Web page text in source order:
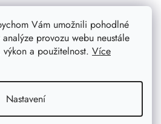
Vám umožnili pohodlné
provozu webu neustále
a použitelnost. Více
Nastavení
vhodný pro znalce vína? Tato
bude ideální volbou.